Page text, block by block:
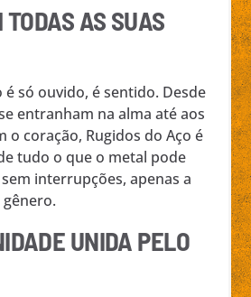
TODAS AS SUAS
só ouvido, é sentido. Desde
entranham na alma até aos
o coração, Rugidos do Aço é
tudo o que o metal pode
interrupções, apenas a
UNIDA PELO